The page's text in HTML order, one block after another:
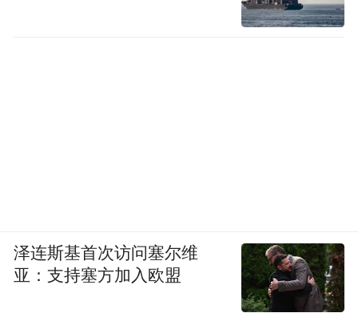
泽连斯基首次访问塞尔维
亚：支持塞方加入欧盟